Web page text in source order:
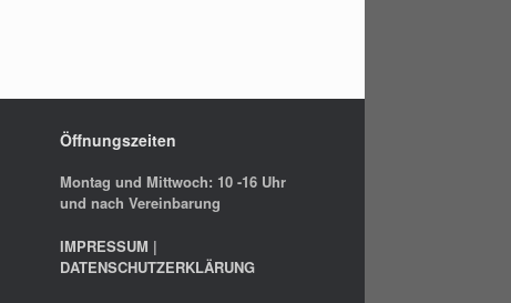
Öffnungszeiten
Montag und Mittwoch: 10 -16 Uhr
und nach Vereinbarung
IMPRESSUM |
DATENSCHUTZERKLÄRUNG